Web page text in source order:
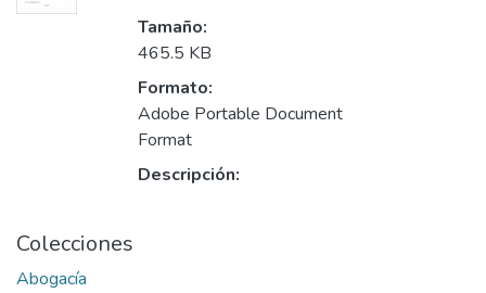
Tamaño:
465.5 KB
Formato:
Adobe Portable Document
Format
Descripción:
Colecciones
Abogacía